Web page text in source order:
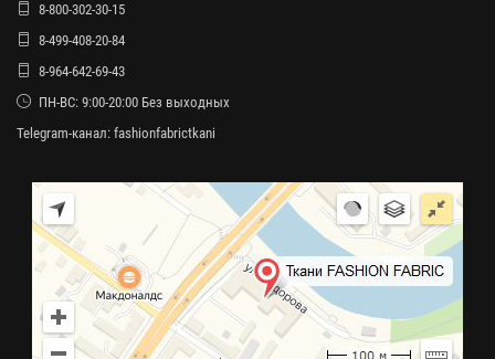
8-800-302-30-15
8-499-408-20-84
8-964-642-69-43
ПН-ВС: 9:00-20:00 Без выходных
Telegram-канал: fashionfabrictkani